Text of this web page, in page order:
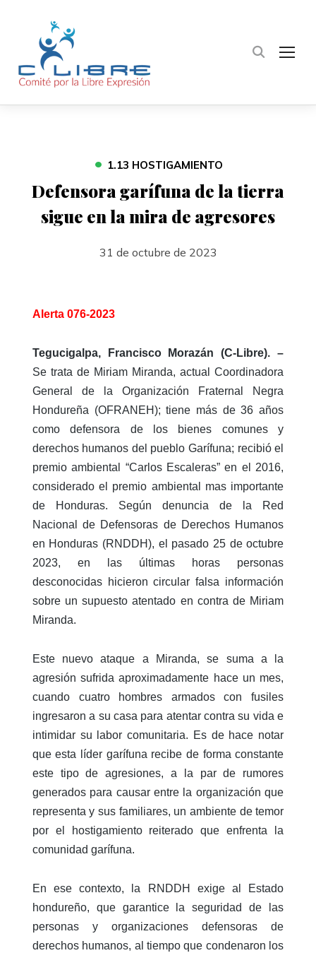
• 1.13 HOSTIGAMIENTO
Defensora garífuna de la tierra
sigue en la mira de agresores
31 de octubre de 2023
Alerta 076-2023
Tegucigalpa, Francisco Morazán (C-Libre). –
Se trata de Miriam Miranda, actual Coordinadora
General de la Organización Fraternal Negra
Hondureña (OFRANEH); tiene más de 36 años
como defensora de los bienes comunes y
derechos humanos del pueblo Garífuna; recibió el
premio ambiental “Carlos Escaleras” en el 2016,
considerado el premio ambiental mas importante
de Honduras. Según denuncia de la Red
Nacional de Defensoras de Derechos Humanos
en Honduras (RNDDH), el pasado 25 de octubre
2023, en las últimas horas personas
desconocidas hicieron circular falsa información
sobre un supuesto atentado en contra de Miriam
Miranda.
Este nuevo ataque a Miranda, se suma a la
agresión sufrida aproximadamente hace un mes,
cuando cuatro hombres armados con fusiles
ingresaron a su casa para atentar contra su vida e
intimidar su labor comunitaria. Es de hace notar
que esta líder garífuna recibe de forma constante
este tipo de agresiones, a la par de rumores
generados para causar entre la organización que
representa y sus familiares, un ambiente de temor
por el hostigamiento reiterado que enfrenta la
comunidad garífuna.
En ese contexto, la RNDDH exige al Estado
hondureño, que garantice la seguridad de las
personas y organizaciones defensoras de
derechos humanos, al tiempo que condenaron los